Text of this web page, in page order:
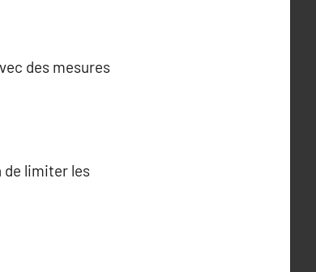
des mesures
de limiter les